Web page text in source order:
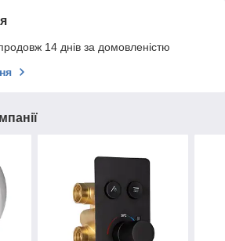
14 днів за домовленістю